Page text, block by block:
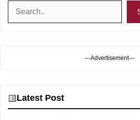
---Advertisement---
Latest Post